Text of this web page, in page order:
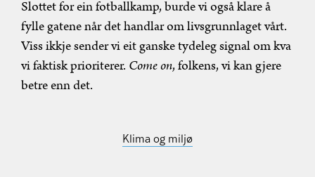
Slottet for ein fotballkamp, burde vi også klare å
fylle gatene når det handlar om livsgrunnlaget vårt.
Viss ikkje sender vi eit ganske tydeleg signal om kva
vi faktisk prioriterer. Come on, folkens, vi kan gjere
betre enn det.
Klima og miljø